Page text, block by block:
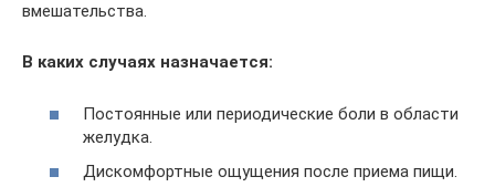
вмешательства.
В каких случаях назначается:
Постоянные или периодические боли в области
желудка.
Дискомфортные ощущения после приема пищи.